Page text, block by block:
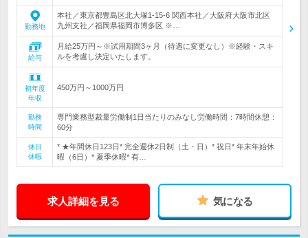
勤務地
本社／東京都豊島区北大塚1-15-6 関西本社／大阪府大阪市北区
九州支社／福岡県福岡市博多区 ※…
給与
月給25万円～※試用期間3ヶ月（待遇に変更なし）※経験・スキ
ルを考慮し決定いたします。
初年度
年収
450万円～1000万円
勤務
時間
専門業務型裁量労働制1日当たりのみなし労働時間：7時間休憩：
60分
休日
休暇
* ★年間休日123日* 完全週休2日制（土・日）* 祝日* 年末年始休
暇（6日）* 夏季休暇* 有…
求人詳細を見る 気になる